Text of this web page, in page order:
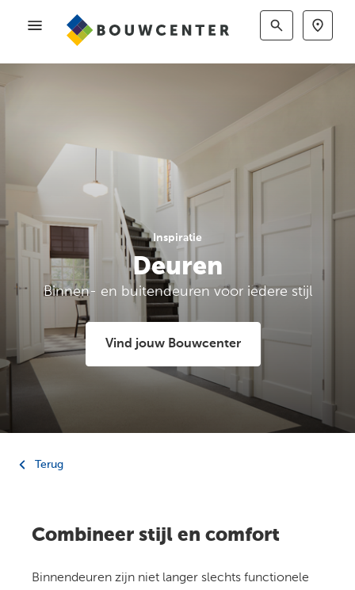
Inspiratie
Deuren
Binnen- en buitendeuren voor iedere stijl
Vind jouw Bouwcenter
Terug
Combineer stijl en comfort
Binnendeuren zijn niet langer slechts functionele